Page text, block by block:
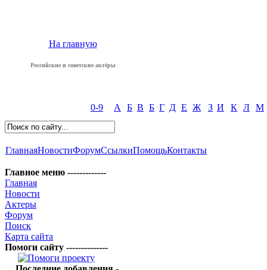
На главную
Российские и советские актёры
0-9 А Б В Б Г Д Е Ж З И К Л М
ГлавнаяНовостиФорумСсылкиПомощьКонтакты
Главное меню -------------
Главная
Новости
Актеры
Форум
Поиск
Карта сайта
Помоги сайту --------------